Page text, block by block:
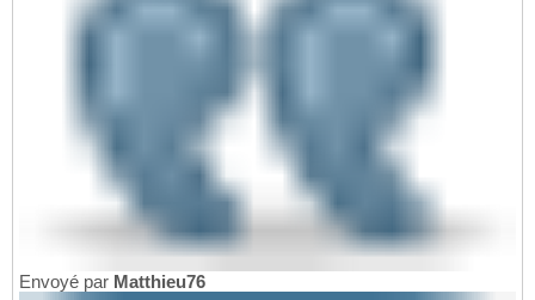
Envoyé par Matthieu76